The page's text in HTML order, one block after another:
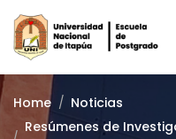
Home
Noticias
Resúmenes de